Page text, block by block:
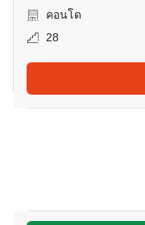
คอนโด
28